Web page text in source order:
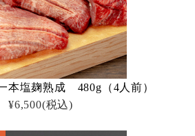
本塩麹熟成 480g（4人前）
¥6,500(税込)